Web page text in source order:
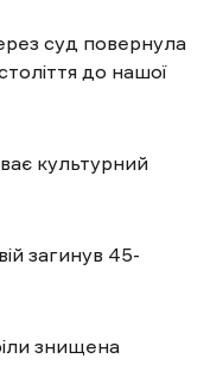
суд повернула
до нашої
культурний
загинув 45-
знищена